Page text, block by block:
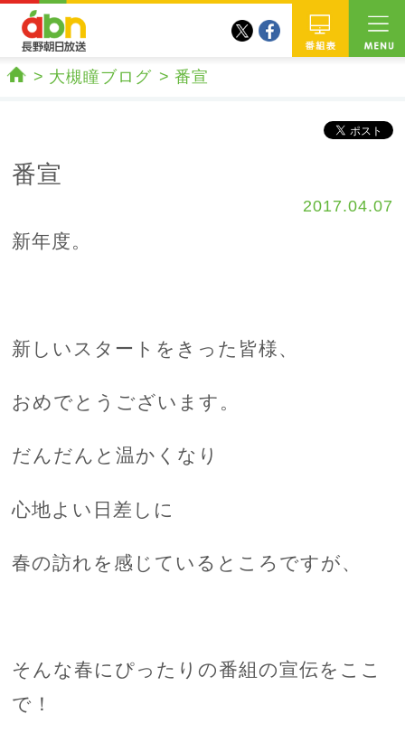
twitterfacebook
大槻瞳ブログ 番宣
番宣
2017.04.07
新年度。
新しいスタートをきった皆様、
おめでとうございます。
だんだんと温かくなり
心地よい日差しに
春の訪れを感じているところですが、
そんな春にぴったりの番組の宣伝をここ
で！